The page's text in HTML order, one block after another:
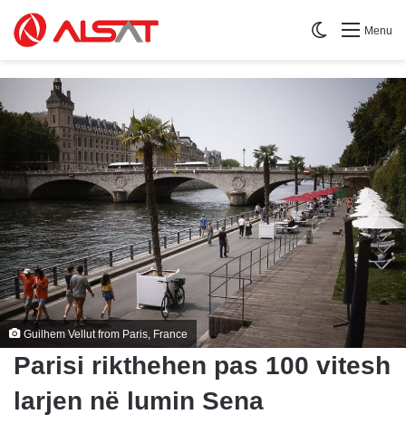
Menu
Switch skin
Guilhem Vellut from Paris, France
Parisi rikthehen pas 100 vitesh
larjen në lumin Sena